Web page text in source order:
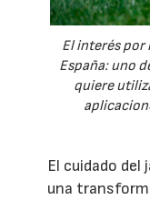
El interés por
España: uno
quiere
El cuidado
una